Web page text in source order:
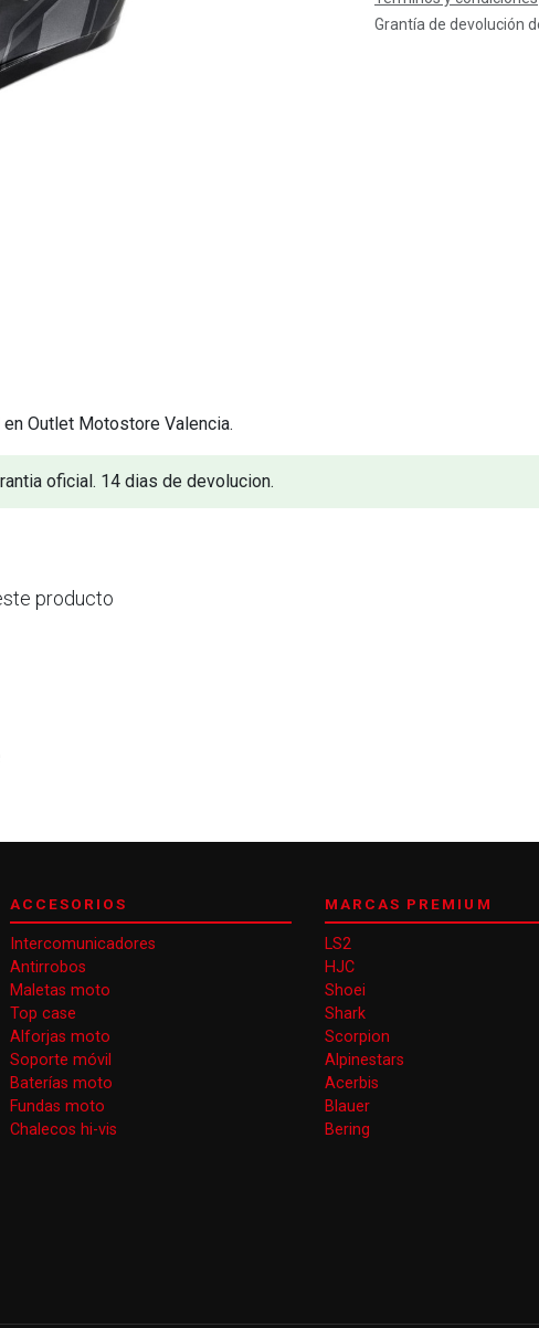
Grantía de devolución
Outlet Motostore Valencia.
oficial. 14 dias de devolucion.
producto
ACCESORIOS
Intercomunicadores
Antirrobos
Maletas moto
Top case
Alforjas moto
Soporte móvil
Baterías moto
Fundas moto
Chalecos hi-vis
MARCAS PREMIUM
LS2
HJC
Shoei
Shark
Scorpion
Alpinestars
Acerbis
Blauer
Bering